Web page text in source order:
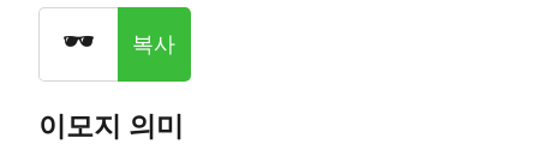
🕶️ 복사
이모지 의미